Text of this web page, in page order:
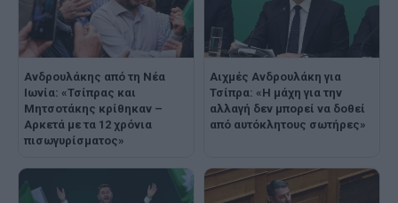
Ανδρουλάκης από τη Νέα
Ιωνία: «Τσίπρας και
Μητσοτάκης κρίθηκαν –
Αρκετά με τα 12 χρόνια
πισωγυρίσματος»
Αιχμές Ανδρουλάκη για
Τσίπρα: «Η μάχη για την
αλλαγή δεν μπορεί να δοθεί
από αυτόκλητους σωτήρες»